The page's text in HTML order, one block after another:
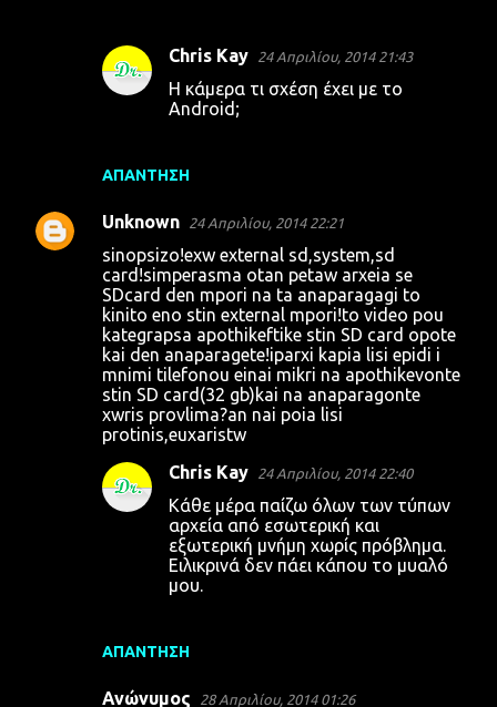
ΑΠΆΝΤΗΣΗ
Chris Kay 24 Απριλίου, 2014 21:43
Η κάμερα τι σχέση έχει με το
Android;
Unknown 24 Απριλίου, 2014 22:21
sinopsizo!exw external sd,system,sd
card!simperasma otan petaw arxeia se
SDcard den mpori na ta anaparagagi to
kinito eno stin external mpori!to video pou
kategrapsa apothikeftike stin SD card opote
kai den anaparagete!iparxi kapia lisi epidi i
mnimi tilefonou einai mikri na apothikevonte
stin SD card(32 gb)kai na anaparagonte
xwris provlima?an nai poia lisi
protinis,euxaristw
ΑΠΆΝΤΗΣΗ
Chris Kay 24 Απριλίου, 2014 22:40
Κάθε μέρα παίζω όλων των τύπων
αρχεία από εσωτερική και
εξωτερική μνήμη χωρίς πρόβλημα.
Ειλικρινά δεν πάει κάπου το μυαλό
μου.
Ανώνυμος 28 Απριλίου, 2014 01:26